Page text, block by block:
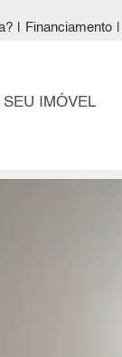
Financiamento
IMÓVEL